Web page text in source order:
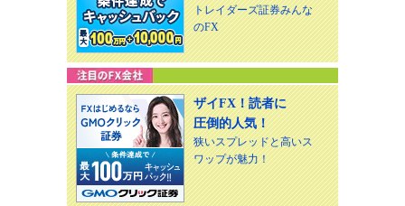
トレイダーズ証券みんな
のFX
ザイFX！読者に
圧倒的人気！
狭いスプレッドと高いス
ワップが魅力！